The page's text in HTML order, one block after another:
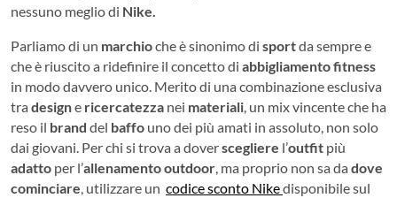
nessuno meglio di Nike.
Parliamo di un marchioche è sinonimo di sportda sempre e
che è riuscito a ridefinire il concetto di abbigliamentofitness
in modo davvero unico. Merito di una combinazione esclusiva
tra designe ricercatezza nei materiali, un mix vincente che ha
reso il brand del baffo uno dei più amati in assoluto, non solo
dai giovani. Per chi si trova a doverscegliere l’outfit più
adatto per l’allenamento outdoor, ma proprio non sa da dove
cominciare, utilizzare un codice sconto Nikedisponibile sul